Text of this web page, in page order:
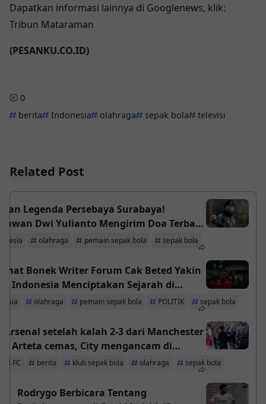
Dapatkan informasi lainnya di Googlenews, klik:
Tribun Mataraman
(PESANKU.CO.ID)
0
berita
Indonesia olahraga sepak bola televisi
Related Post
Legenda Persebaya Surabaya!
Dwi Yulianto Mengirim Doa Terbaik
Timnas Indonesia
olahraga pemain sepak bola sepak bola
Bonek Writer Forum Cak Beted Yakin
Indonesia Menciptakan Sejarah di
Piala Dunia 2026
olahraga pemain sepak bola POLITIK sepak bola
Arsenal setelah kalah 2-3 dari Manchester
Arteta cemas, City mengancam di
Liga Inggris
FC berita klub sepak bola olahraga sepak bola
Rodrygo Berbicara Tentang